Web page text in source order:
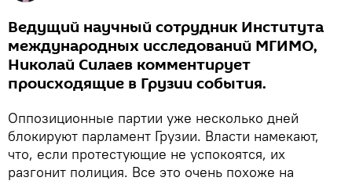
Ведущий научный сотрудник Института
международных исследований МГИМО,
Николай Силаев комментирует
происходящие в Грузии события.
Оппозиционные партии уже несколько дней
блокируют парламент Грузии. Власти намекают,
что, если протестующие не успокоятся, их
разгонит полиция. Все это очень похоже на